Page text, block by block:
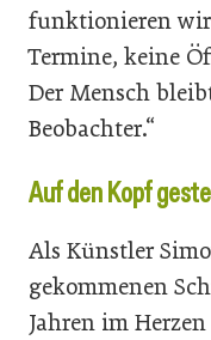
funktionieren
Termine, keine
Der Mensch
Beobachter.“
Auf den Kopf
Als Künstler
gekommenen
Jahren im